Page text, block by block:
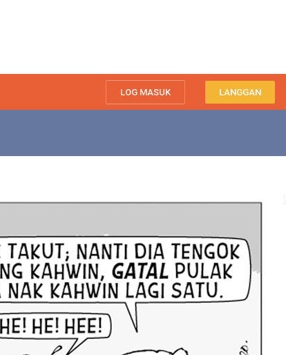
LOG MASUK LANGGAN